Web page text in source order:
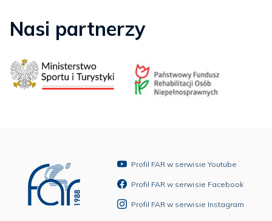
Nasi partnerzy
Profil FAR w serwisie Youtube
Profil FAR w serwisie Facebook
Profil FAR w serwisie Instagram